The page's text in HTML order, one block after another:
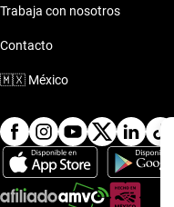
Trabaja con nosotros
Contacto
🇲🇽 México